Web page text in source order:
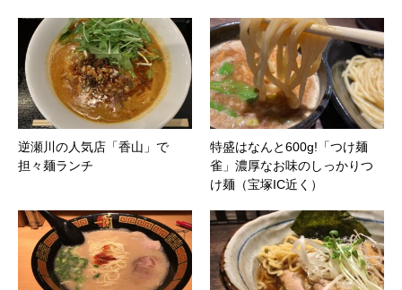
逆瀬川の人気店「香山」で
担々麺ランチ
特盛はなんと600g!「つけ麺
雀」濃厚なお味のしっかりつ
け麺（宝塚IC近く）